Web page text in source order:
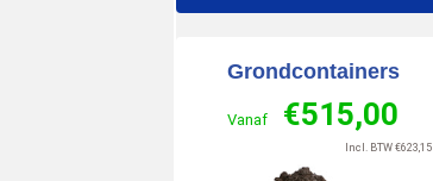
Grondcontainers
Vanaf €515,00
Incl. BTW€623,15